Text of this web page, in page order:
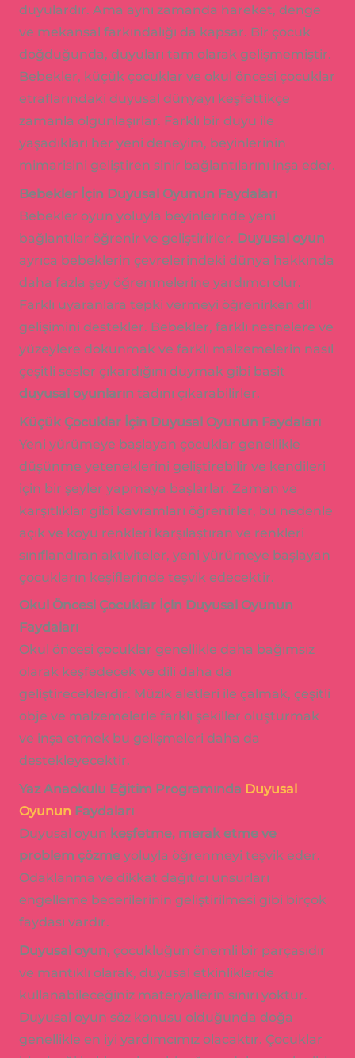
duyulardır. Ama aynı zamanda hareket, denge
ve mekansal farkındalığı da kapsar. Bir çocuk
doğduğunda, duyuları tam olarak gelişmemiştir.
Bebekler, küçük çocuklar ve okul öncesi çocuklar
etraflarındaki duyusal dünyayı keşfettikçe
zamanla olgunlaşırlar. Farklı bir duyu ile
yaşadıkları her yeni deneyim, beyinlerinin
mimarisini geliştiren sinir bağlantılarını inşa eder.
Bebekler İçin Duyusal Oyunun Faydaları
Bebekler oyun yoluyla beyinlerinde yeni
bağlantılar öğrenir ve geliştirirler. Duyusal oyun
ayrıca bebeklerin çevrelerindeki dünya hakkında
daha fazla şey öğrenmelerine yardımcı olur.
Farklı uyaranlara tepki vermeyi öğrenirken dil
gelişimini destekler. Bebekler, farklı nesnelere ve
yüzeylere dokunmak ve farklı malzemelerin nasıl
çeşitli sesler çıkardığını duymak gibi basit
duyusal oyunların tadını çıkarabilirler.
Küçük Çocuklar İçin Duyusal Oyunun Faydaları
Yeni yürümeye başlayan çocuklar genellikle
düşünme yeteneklerini geliştirebilir ve kendileri
için bir şeyler yapmaya başlarlar. Zaman ve
karşıtlıklar gibi kavramları öğrenirler, bu nedenle
açık ve koyu renkleri karşılaştıran ve renkleri
sınıflandıran aktiviteler, yeni yürümeye başlayan
çocukların keşiflerinde teşvik edecektir.
Okul Öncesi Çocuklar İçin Duyusal Oyunun
Faydaları
Okul öncesi çocuklar genellikle daha bağımsız
olarak keşfedecek ve dili daha da
geliştireceklerdir. Müzik aletleri ile çalmak, çeşitli
obje ve malzemelerle farklı şekiller oluşturmak
ve inşa etmek bu gelişmeleri daha da
destekleyecektir.
Yaz Anaokulu Eğitim Programında Duyusal
Oyunun Faydaları
Duyusal oyun keşfetme, merak etme ve
problem çözme yoluyla öğrenmeyi teşvik eder.
Odaklanma ve dikkat dağıtıcı unsurları
engelleme becerilerinin geliştirilmesi gibi birçok
faydası vardır.
Duyusal oyun,çocukluğun önemli bir parçasıdır
ve mantıklı olarak, duyusal etkinliklerde
kullanabileceğiniz materyallerin sınırı yoktur.
Duyusal oyun söz konusu olduğunda doğa
genellikle en iyi yardımcımız olacaktır. Çocuklar